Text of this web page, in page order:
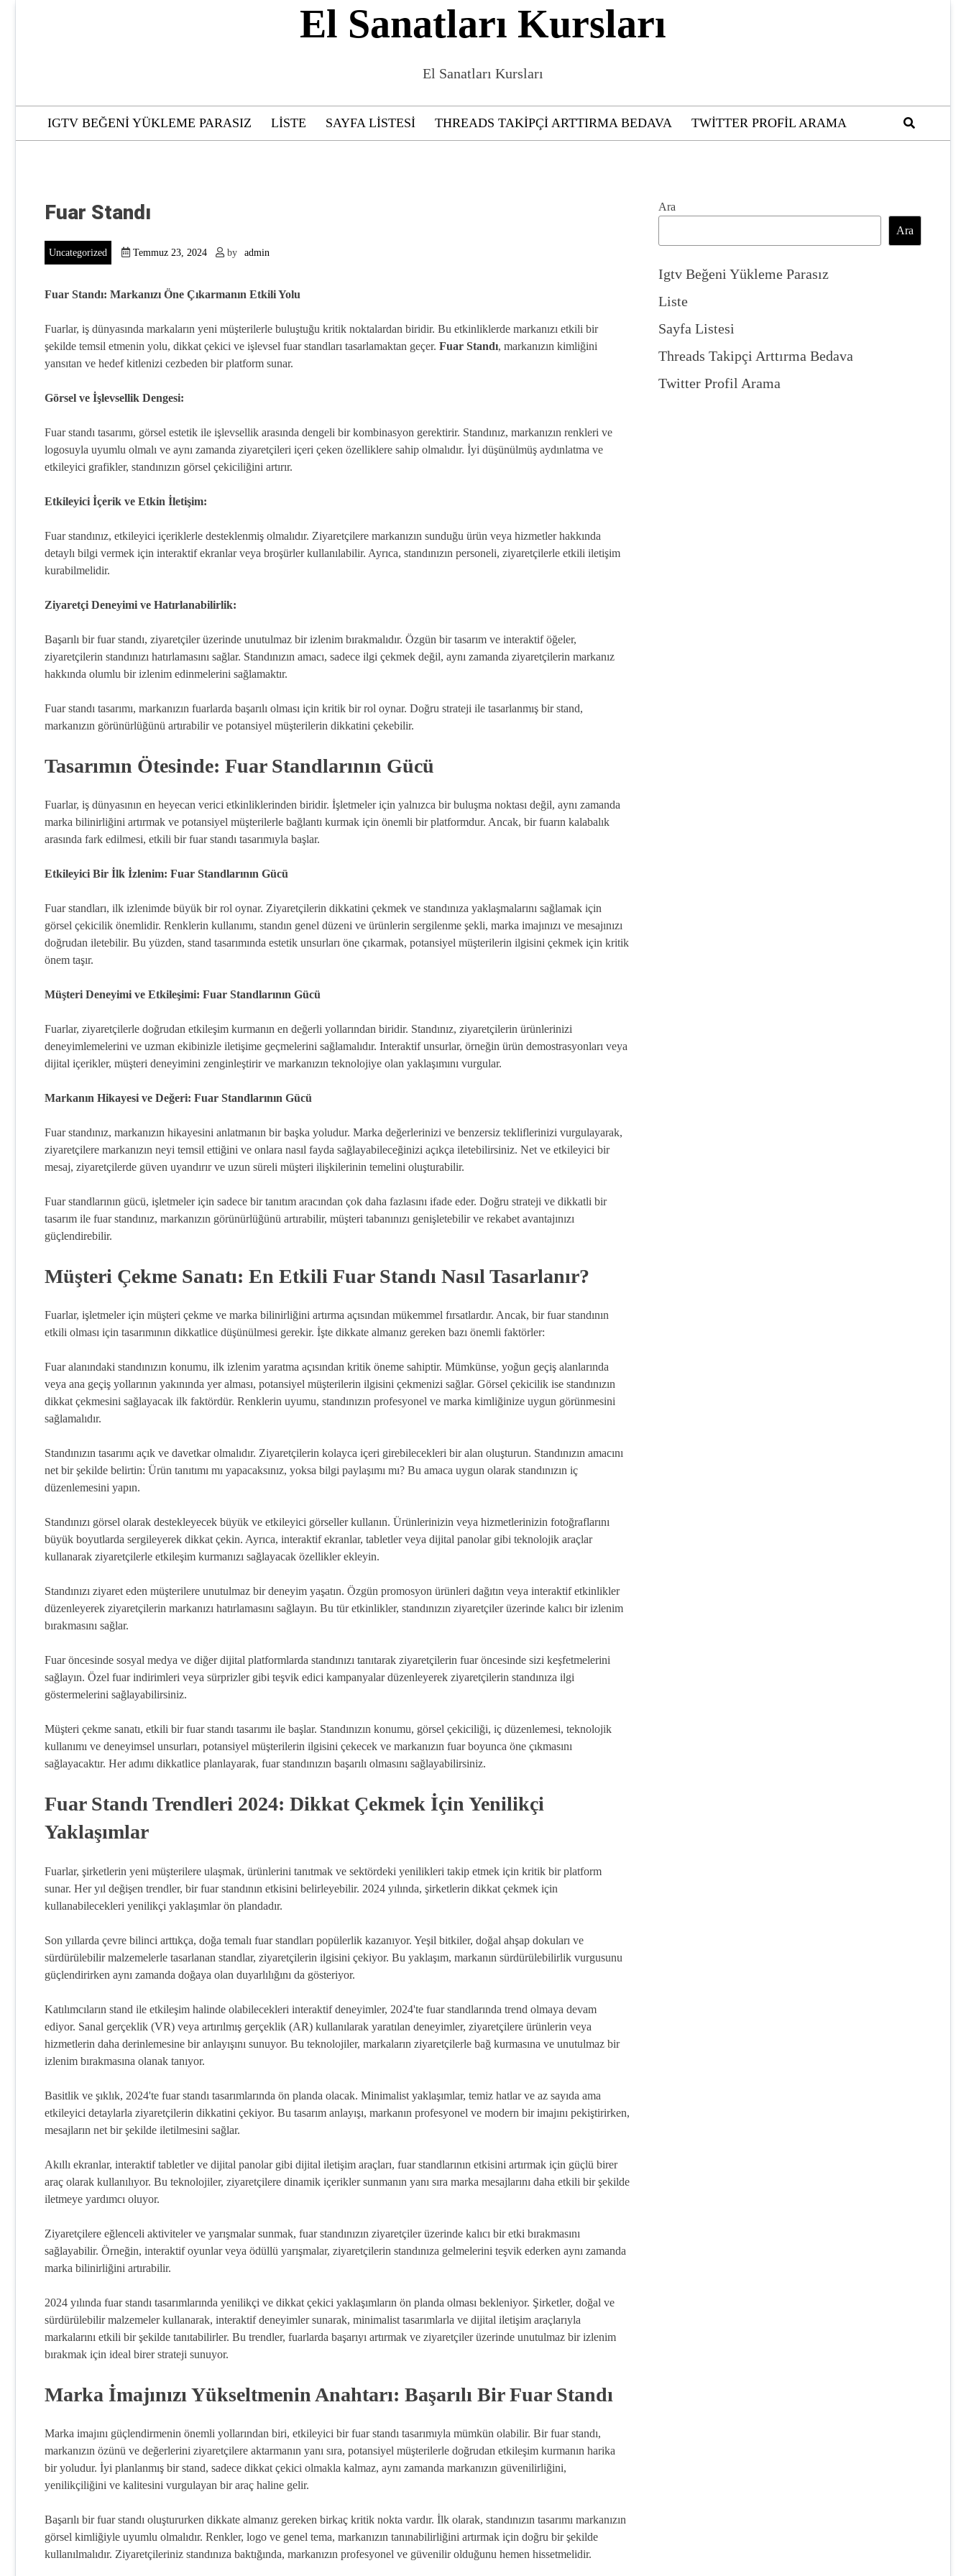
El Sanatları Kursları
El Sanatları Kursları
IGTV BEĞENI YÜKLEME PARASIZ LISTE SAYFA LISTESI THREADS TAKIPÇI ARTTIRMA BEDAVA TWITTER PROFIL ARAMA
Fuar Standı
Uncategorized Temmuz 23, 2024 by admin
Fuar Standı: Markanızı Öne Çıkarmanın Etkili Yolu
Fuarlar, iş dünyasında markaların yeni müşterilerle buluştuğu kritik noktalardan biridir. Bu etkinliklerde markanızı etkili bir
şekilde temsil etmenin yolu, dikkat çekici ve işlevsel fuar standları tasarlamaktan geçer. Fuar Standı, markanızın kimliğini
yansıtan ve hedef kitlenizi cezbeden bir platform sunar.
Görsel ve İşlevsellik Dengesi:
Fuar standı tasarımı, görsel estetik ile işlevsellik arasında dengeli bir kombinasyon gerektirir. Standınız, markanızın renkleri ve
logosuyla uyumlu olmalı ve aynı zamanda ziyaretçileri içeri çeken özelliklere sahip olmalıdır. İyi düşünülmüş aydınlatma ve
etkileyici grafikler, standınızın görsel çekiciliğini artırır.
Etkileyici İçerik ve Etkin İletişim:
Fuar standınız, etkileyici içeriklerle desteklenmiş olmalıdır. Ziyaretçilere markanızın sunduğu ürün veya hizmetler hakkında
detaylı bilgi vermek için interaktif ekranlar veya broşürler kullanılabilir. Ayrıca, standınızın personeli, ziyaretçilerle etkili iletişim
kurabilmelidir.
Ziyaretçi Deneyimi ve Hatırlanabilirlik:
Başarılı bir fuar standı, ziyaretçiler üzerinde unutulmaz bir izlenim bırakmalıdır. Özgün bir tasarım ve interaktif öğeler,
ziyaretçilerin standınızı hatırlamasını sağlar. Standınızın amacı, sadece ilgi çekmek değil, aynı zamanda ziyaretçilerin markanız
hakkında olumlu bir izlenim edinmelerini sağlamaktır.
Fuar standı tasarımı, markanızın fuarlarda başarılı olması için kritik bir rol oynar. Doğru strateji ile tasarlanmış bir stand,
markanızın görünürlüğünü artırabilir ve potansiyel müşterilerin dikkatini çekebilir.
Tasarımın Ötesinde: Fuar Standlarının Gücü
Fuarlar, iş dünyasının en heyecan verici etkinliklerinden biridir. İşletmeler için yalnızca bir buluşma noktası değil, aynı zamanda
marka bilinirliğini artırmak ve potansiyel müşterilerle bağlantı kurmak için önemli bir platformdur. Ancak, bir fuarın kalabalık
arasında fark edilmesi, etkili bir fuar standı tasarımıyla başlar.
Etkileyici Bir İlk İzlenim: Fuar Standlarının Gücü
Fuar standları, ilk izlenimde büyük bir rol oynar. Ziyaretçilerin dikkatini çekmek ve standınıza yaklaşmalarını sağlamak için
görsel çekicilik önemlidir. Renklerin kullanımı, standın genel düzeni ve ürünlerin sergilenme şekli, marka imajınızı ve mesajınızı
doğrudan iletebilir. Bu yüzden, stand tasarımında estetik unsurları öne çıkarmak, potansiyel müşterilerin ilgisini çekmek için kritik
önem taşır.
Müşteri Deneyimi ve Etkileşimi: Fuar Standlarının Gücü
Fuarlar, ziyaretçilerle doğrudan etkileşim kurmanın en değerli yollarından biridir. Standınız, ziyaretçilerin ürünlerinizi
deneyimlemelerini ve uzman ekibinizle iletişime geçmelerini sağlamalıdır. Interaktif unsurlar, örneğin ürün demostrasyonları veya
dijital içerikler, müşteri deneyimini zenginleştirir ve markanızın teknolojiye olan yaklaşımını vurgular.
Markanın Hikayesi ve Değeri: Fuar Standlarının Gücü
Fuar standınız, markanızın hikayesini anlatmanın bir başka yoludur. Marka değerlerinizi ve benzersiz tekliflerinizi vurgulayarak,
ziyaretçilere markanızın neyi temsil ettiğini ve onlara nasıl fayda sağlayabileceğinizi açıkça iletebilirsiniz. Net ve etkileyici bir
mesaj, ziyaretçilerde güven uyandırır ve uzun süreli müşteri ilişkilerinin temelini oluşturabilir.
Fuar standlarının gücü, işletmeler için sadece bir tanıtım aracından çok daha fazlasını ifade eder. Doğru strateji ve dikkatli bir
tasarım ile fuar standınız, markanızın görünürlüğünü artırabilir, müşteri tabanınızı genişletebilir ve rekabet avantajınızı
güçlendirebilir.
Müşteri Çekme Sanatı: En Etkili Fuar Standı Nasıl Tasarlanır?
Fuarlar, işletmeler için müşteri çekme ve marka bilinirliğini artırma açısından mükemmel fırsatlardır. Ancak, bir fuar standının
etkili olması için tasarımının dikkatlice düşünülmesi gerekir. İşte dikkate almanız gereken bazı önemli faktörler:
Fuar alanındaki standınızın konumu, ilk izlenim yaratma açısından kritik öneme sahiptir. Mümkünse, yoğun geçiş alanlarında
veya ana geçiş yollarının yakınında yer alması, potansiyel müşterilerin ilgisini çekmenizi sağlar. Görsel çekicilik ise standınızın
dikkat çekmesini sağlayacak ilk faktördür. Renklerin uyumu, standınızın profesyonel ve marka kimliğinize uygun görünmesini
sağlamalıdır.
Standınızın tasarımı açık ve davetkar olmalıdır. Ziyaretçilerin kolayca içeri girebilecekleri bir alan oluşturun. Standınızın amacını
net bir şekilde belirtin: Ürün tanıtımı mı yapacaksınız, yoksa bilgi paylaşımı mı? Bu amaca uygun olarak standınızın iç
düzenlemesini yapın.
Standınızı görsel olarak destekleyecek büyük ve etkileyici görseller kullanın. Ürünlerinizin veya hizmetlerinizin fotoğraflarını
büyük boyutlarda sergileyerek dikkat çekin. Ayrıca, interaktif ekranlar, tabletler veya dijital panolar gibi teknolojik araçlar
kullanarak ziyaretçilerle etkileşim kurmanızı sağlayacak özellikler ekleyin.
Standınızı ziyaret eden müşterilere unutulmaz bir deneyim yaşatın. Özgün promosyon ürünleri dağıtın veya interaktif etkinlikler
düzenleyerek ziyaretçilerin markanızı hatırlamasını sağlayın. Bu tür etkinlikler, standınızın ziyaretçiler üzerinde kalıcı bir izlenim
bırakmasını sağlar.
Fuar öncesinde sosyal medya ve diğer dijital platformlarda standınızı tanıtarak ziyaretçilerin fuar öncesinde sizi keşfetmelerini
sağlayın. Özel fuar indirimleri veya sürprizler gibi teşvik edici kampanyalar düzenleyerek ziyaretçilerin standınıza ilgi
göstermelerini sağlayabilirsiniz.
Müşteri çekme sanatı, etkili bir fuar standı tasarımı ile başlar. Standınızın konumu, görsel çekiciliği, iç düzenlemesi, teknolojik
kullanımı ve deneyimsel unsurları, potansiyel müşterilerin ilgisini çekecek ve markanızın fuar boyunca öne çıkmasını
sağlayacaktır. Her adımı dikkatlice planlayarak, fuar standınızın başarılı olmasını sağlayabilirsiniz.
Fuar Standı Trendleri 2024: Dikkat Çekmek İçin Yenilikçi
Yaklaşımlar
Fuarlar, şirketlerin yeni müşterilere ulaşmak, ürünlerini tanıtmak ve sektördeki yenilikleri takip etmek için kritik bir platform
sunar. Her yıl değişen trendler, bir fuar standının etkisini belirleyebilir. 2024 yılında, şirketlerin dikkat çekmek için
kullanabilecekleri yenilikçi yaklaşımlar ön plandadır.
Son yıllarda çevre bilinci arttıkça, doğa temalı fuar standları popülerlik kazanıyor. Yeşil bitkiler, doğal ahşap dokuları ve
sürdürülebilir malzemelerle tasarlanan standlar, ziyaretçilerin ilgisini çekiyor. Bu yaklaşım, markanın sürdürülebilirlik vurgusunu
güçlendirirken aynı zamanda doğaya olan duyarlılığını da gösteriyor.
Katılımcıların stand ile etkileşim halinde olabilecekleri interaktif deneyimler, 2024'te fuar standlarında trend olmaya devam
ediyor. Sanal gerçeklik (VR) veya artırılmış gerçeklik (AR) kullanılarak yaratılan deneyimler, ziyaretçilere ürünlerin veya
hizmetlerin daha derinlemesine bir anlayışını sunuyor. Bu teknolojiler, markaların ziyaretçilerle bağ kurmasına ve unutulmaz bir
izlenim bırakmasına olanak tanıyor.
Basitlik ve şıklık, 2024'te fuar standı tasarımlarında ön planda olacak. Minimalist yaklaşımlar, temiz hatlar ve az sayıda ama
etkileyici detaylarla ziyaretçilerin dikkatini çekiyor. Bu tasarım anlayışı, markanın profesyonel ve modern bir imajını pekiştirirken,
mesajların net bir şekilde iletilmesini sağlar.
Akıllı ekranlar, interaktif tabletler ve dijital panolar gibi dijital iletişim araçları, fuar standlarının etkisini artırmak için güçlü birer
araç olarak kullanılıyor. Bu teknolojiler, ziyaretçilere dinamik içerikler sunmanın yanı sıra marka mesajlarını daha etkili bir şekilde
iletmeye yardımcı oluyor.
Ziyaretçilere eğlenceli aktiviteler ve yarışmalar sunmak, fuar standınızın ziyaretçiler üzerinde kalıcı bir etki bırakmasını
sağlayabilir. Örneğin, interaktif oyunlar veya ödüllü yarışmalar, ziyaretçilerin standınıza gelmelerini teşvik ederken aynı zamanda
marka bilinirliğini artırabilir.
2024 yılında fuar standı tasarımlarında yenilikçi ve dikkat çekici yaklaşımların ön planda olması bekleniyor. Şirketler, doğal ve
sürdürülebilir malzemeler kullanarak, interaktif deneyimler sunarak, minimalist tasarımlarla ve dijital iletişim araçlarıyla
markalarını etkili bir şekilde tanıtabilirler. Bu trendler, fuarlarda başarıyı artırmak ve ziyaretçiler üzerinde unutulmaz bir izlenim
bırakmak için ideal birer strateji sunuyor.
Marka İmajınızı Yükseltmenin Anahtarı: Başarılı Bir Fuar Standı
Marka imajını güçlendirmenin önemli yollarından biri, etkileyici bir fuar standı tasarımıyla mümkün olabilir. Bir fuar standı,
markanızın özünü ve değerlerini ziyaretçilere aktarmanın yanı sıra, potansiyel müşterilerle doğrudan etkileşim kurmanın harika
bir yoludur. İyi planlanmış bir stand, sadece dikkat çekici olmakla kalmaz, aynı zamanda markanızın güvenilirliğini,
yenilikçiliğini ve kalitesini vurgulayan bir araç haline gelir.
Başarılı bir fuar standı oluştururken dikkate almanız gereken birkaç kritik nokta vardır. İlk olarak, standınızın tasarımı markanızın
görsel kimliğiyle uyumlu olmalıdır. Renkler, logo ve genel tema, markanızın tanınabilirliğini artırmak için doğru bir şekilde
kullanılmalıdır. Ziyaretçileriniz standınıza baktığında, markanızın profesyonel ve güvenilir olduğunu hemen hissetmelidir.
Ara
Ara
Igtv Beğeni Yükleme Parasız
Liste
Sayfa Listesi
Threads Takipçi Arttırma Bedava
Twitter Profil Arama